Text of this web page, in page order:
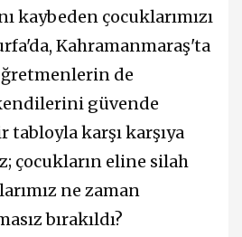
kaybeden çocuklarımızı
Kahramanmaraş'ta
de
güvende
tabloyla karşı karşıya
çocukların eline silah
ne zaman
bırakıldı?